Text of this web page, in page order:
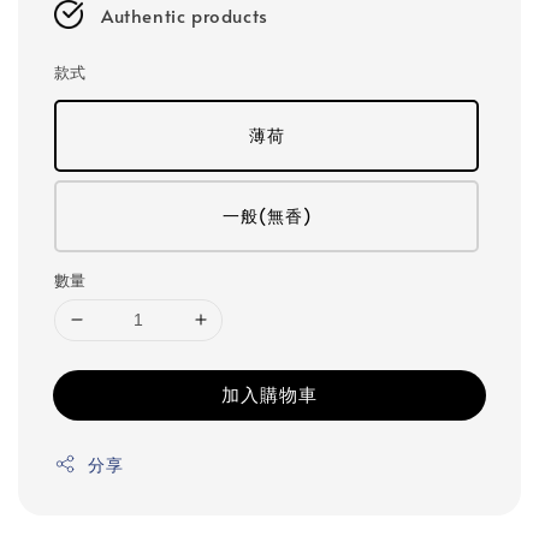
Authentic products
款式
薄荷
一般(無香)
數量
加入購物車
分享